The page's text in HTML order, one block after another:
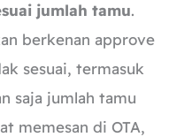
jumlah tamu.
berkenan approve
sesuai, termasuk
saja jumlah tamu
memesan di OTA,